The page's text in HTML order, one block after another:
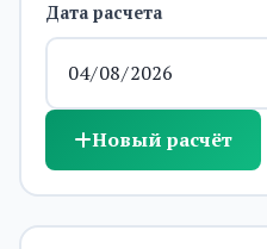
Дата расчета
Новый расчёт